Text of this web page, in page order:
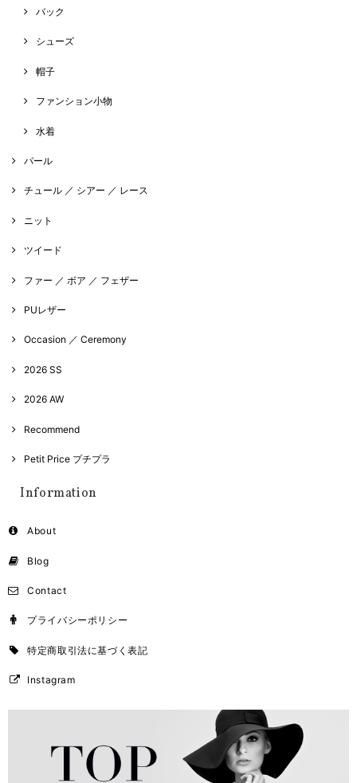
バック
シューズ
帽子
ファンション小物
水着
パール
チュール ／ シアー ／ レース
ニット
ツイード
ファー ／ ボア ／ フェザー
PUレザー
Occasion ／ Ceremony
2026 SS
2026 AW
Recommend
Petit Price プチプラ
Information
About
Blog
Contact
プライバシーポリシー
特定商取引法に基づく表記
Instagram